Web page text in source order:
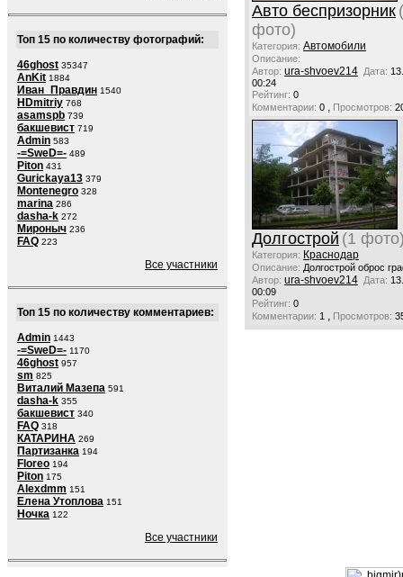
Топ 15 по количеству фотографий:
46ghost 35347
AnKit 1884
Иван_Правдин 1540
HDmitriy 768
asamspb 739
бакшевист 719
Admin 583
-=SweD=- 489
Piton 431
Gurickaya13 379
Montenegro 328
marina 286
dasha-k 272
Мироныч 236
FAQ 223
Все участники
Топ 15 по количеству комментариев:
Admin 1443
-=SweD=- 1170
46ghost 957
sm 825
Виталий Мазепа 591
dasha-k 355
бакшевист 340
FAQ 318
КАТАРИНА 269
Партизанка 194
Floreo 194
Piton 175
Alexdmm 151
Елена Утоплова 151
Ночка 122
Все участники
Авто беспризорник
фото)
Категория: Автомобили
Описание:
Автор: ura-shvoev214 Дата:
00:24
Рейтинг: 0
Комментарии: 0 , Просмотров:
Долгострой (1
Категория: Краснодар
Описание: Долгострой оброс
Автор: ura-shvoev214 Дата:
00:09
Рейтинг: 0
Комментарии: 1 , Просмотров: